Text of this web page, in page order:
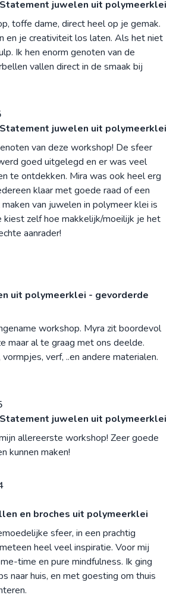
Statement juwelen uit polymeerklei
toffe dame, direct heel op je gemak.
en je creativiteit los laten. Als het niet
Ik hen enorm genoten van de
vallen direct in de smaak bij
Statement juwelen uit polymeerklei
van deze workshop! De sfeer
goed uitgelegd en er was veel
te ontdekken. Mira was ook heel erg
klaar met goede raad of een
van juwelen in polymeer klei is
kiest zelf hoe makkelijk/moeilijk je het
aanrader!
uit polymeerklei - gevorderde
workshop. Myra zit boordevol
maar al te graag met ons deelde.
verf, ..en andere materialen.
Statement juwelen uit polymeerklei
allereerste workshop! Zeer goede
kunnen maken!
en broches uit polymeerklei
sfeer, in een prachtig
heel veel inspiratie. Voor mij
time en pure mindfulness. Ik ging
naar huis, en met goesting om thuis